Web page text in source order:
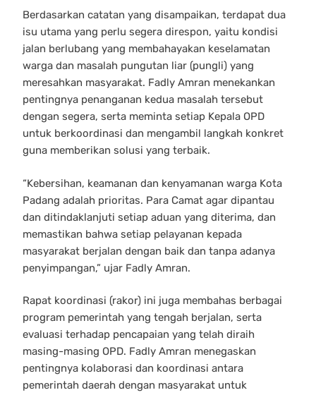
Berdasarkan catatan yang disampaikan, terdapat dua
isu utama yang perlu segera direspon, yaitu kondisi
jalan berlubang yang membahayakan keselamatan
warga dan masalah pungutan liar (pungli) yang
meresahkan masyarakat. Fadly Amran menekankan
pentingnya penanganan kedua masalah tersebut
dengan segera, serta meminta setiap Kepala OPD
untuk berkoordinasi dan mengambil langkah konkret
guna memberikan solusi yang terbaik.
“Kebersihan, keamanan dan kenyamanan warga Kota
Padang adalah prioritas. Para Camat agar dipantau
dan ditindaklanjuti setiap aduan yang diterima, dan
memastikan bahwa setiap pelayanan kepada
masyarakat berjalan dengan baik dan tanpa adanya
penyimpangan,” ujar Fadly Amran.
Rapat koordinasi (rakor) ini juga membahas berbagai
program pemerintah yang tengah berjalan, serta
evaluasi terhadap pencapaian yang telah diraih
masing-masing OPD. Fadly Amran menegaskan
pentingnya kolaborasi dan koordinasi antara
pemerintah daerah dengan masyarakat untuk